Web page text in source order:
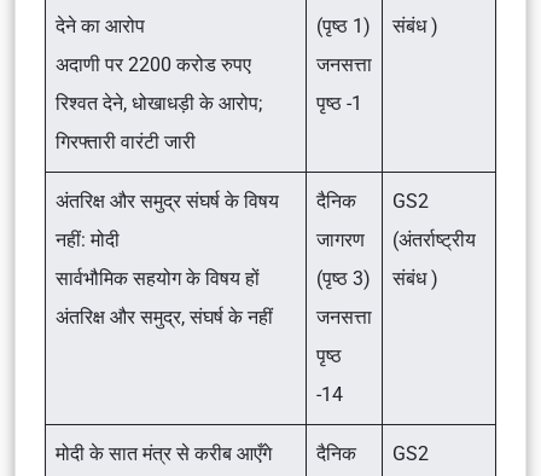
देने का आरोप
अदाणी पर 2200 करोड रुपए
रिश्वत देने, धोखाधड़ी के आरोप;
गिरफ्तारी वारंटी जारी
(पृष्ठ 1)
जनसत्ता
पृष्ठ -1
संबंध )
अंतरिक्ष और समुद्र संघर्ष के विषय
नहीं: मोदी
सार्वभौमिक सहयोग के विषय हों
अंतरिक्ष और समुद्र, संघर्ष के नहीं
दैनिक
जागरण
(पृष्ठ 3)
जनसत्ता
पृष्ठ
-14
GS2
(अंतर्राष्ट्रीय
संबंध )
मोदी के सात मंत्र से करीब आएँगे
दैनिक
GS2